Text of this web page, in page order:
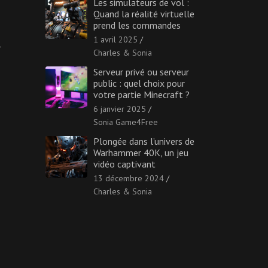
Les simulateurs de vol :
Quand la réalité virtuelle
prend les commandes
1 avril 2025
Charles & Sonia
Serveur privé ou serveur
public : quel choix pour
votre partie Minecraft ?
6 janvier 2025
Sonia Game4Free
Plongée dans l’univers de
Warhammer 40K, un jeu
vidéo captivant
13 décembre 2024
Charles & Sonia